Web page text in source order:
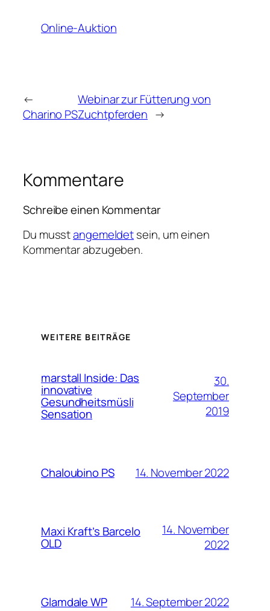
Online-Auktion
←
Charino PS
Webinar zur Fütterung von
Zuchtpferden →
Kommentare
Schreibe einen Kommentar
Du musstangemeldetsein, um einen
Kommentar abzugeben.
WEITERE BEITRÄGE
marstall Inside: Das
innovative
Gesundheitsmüsli
Sensation
30.
September
2019
Chaloubino PS 14. November 2022
Maxi Kraft’s Barcelo
OLD
14. November
2022
Glamdale WP 14. September 2022